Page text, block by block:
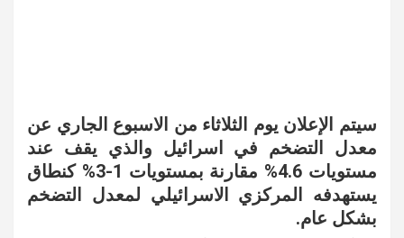
سيتم الإعلان يوم الثلاثاء من الاسبوع الجاري عن
معدل التضخم في اسرائيل والذي يقف عند
مستويات 4.6% مقارنة بمستويات 1-3% كنطاق
يستهدفه المركزي الاسرائيلي لمعدل التضخم
بشكل عام.